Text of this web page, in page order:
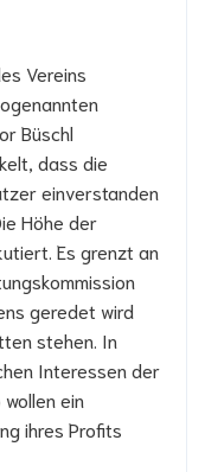
Vereins
Büschl
dass die
einverstanden
Höhe der
Es grenzt an
geredet wird
stehen. In
Interessen der
ein
ihres Profits